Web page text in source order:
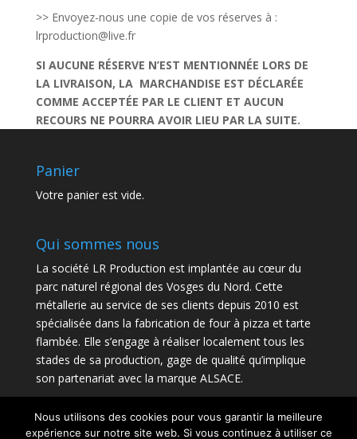
>> Envoyez-nous une copie de vos réserves à :
lrproduction@live.fr
SI AUCUNE RÉSERVE N’EST MENTIONNÉE LORS DE
LA LIVRAISON, LA MARCHANDISE EST DÉCLARÉE
COMME ACCEPTÉE PAR LE CLIENT ET AUCUN
RECOURS NE POURRA AVOIR LIEU PAR LA SUITE.
Panier
Votre panier est vide.
Qui sommes nous
La société LR Production est implantée au cœur du
parc naturel régional des Vosges du Nord. Cette
métallerie au service de ses clients depuis 2010 est
spécialisée dans la fabrication de four à pizza et tarte
flambée. Elle s’engage à réaliser localement tous les
stades de sa production, gage de qualité qu’implique
son partenariat avec la marque ALSACE.
Nous utilisons des cookies pour vous garantir la meilleure
expérience sur notre site web. Si vous continuez à utiliser ce